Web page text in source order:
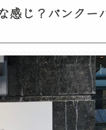
感じ？バンクー